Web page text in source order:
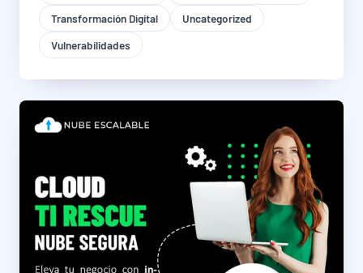
Transformación Digital
Uncategorized
Vulnerabilidades